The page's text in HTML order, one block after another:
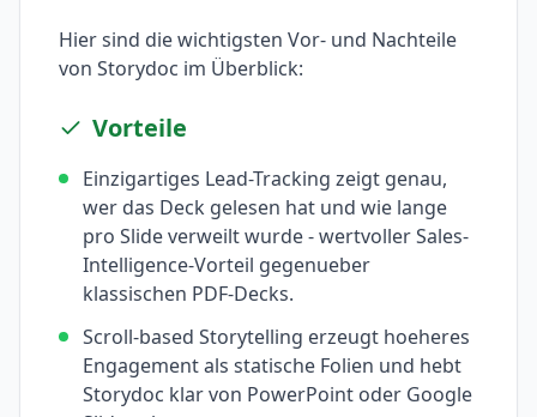
Hier sind die wichtigsten Vor- und Nachteile
von Storydoc im Überblick:
Vorteile
Einzigartiges Lead-Tracking zeigt genau,
wer das Deck gelesen hat und wie lange
pro Slide verweilt wurde - wertvoller Sales-
Intelligence-Vorteil gegenueber
klassischen PDF-Decks.
Scroll-based Storytelling erzeugt hoeheres
Engagement als statische Folien und hebt
Storydoc klar von PowerPoint oder Google